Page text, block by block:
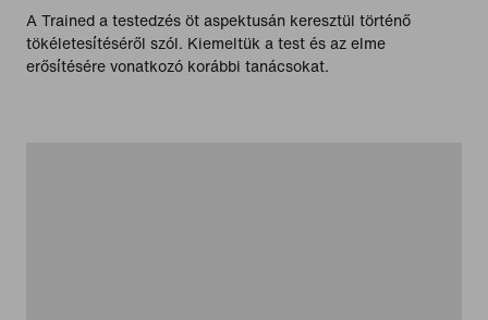
A Trained a testedzés öt aspektusán keresztül történő
tökéletesítéséről szól. Kiemeltük a test és az elme
erősítésére vonatkozó korábbi tanácsokat.